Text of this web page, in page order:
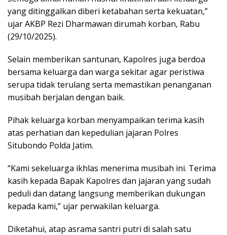
yang ditinggalkan diberi ketabahan serta kekuatan,”
ujar AKBP Rezi Dharmawan dirumah korban, Rabu
(29/10/2025).
Selain memberikan santunan, Kapolres juga berdoa
bersama keluarga dan warga sekitar agar peristiwa
serupa tidak terulang serta memastikan penanganan
musibah berjalan dengan baik.
Pihak keluarga korban menyampaikan terima kasih
atas perhatian dan kepedulian jajaran Polres
Situbondo Polda Jatim.
“Kami sekeluarga ikhlas menerima musibah ini. Terima
kasih kepada Bapak Kapolres dan jajaran yang sudah
peduli dan datang langsung memberikan dukungan
kepada kami,” ujar perwakilan keluarga.
Diketahui, atap asrama santri putri di salah satu